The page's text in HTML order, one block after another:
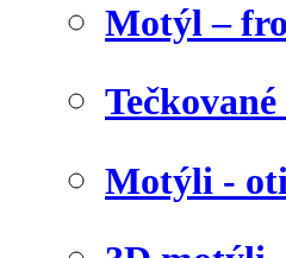
Motýl –
Motýli -